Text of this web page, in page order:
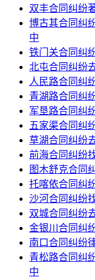
双丰合同纠纷
博古其合同纠
中
铁门关合同纠
北屯合同纠纷
人民路合同纠
青湖路合同纠
军垦路合同纠
五家渠合同纠
草湖合同纠纷
前海合同纠纷
图木舒克合同
托喀依合同纠
沙河合同纠纷
双城合同纠纷
金银川合同纠
南口合同纠纷
青松路合同纠
中